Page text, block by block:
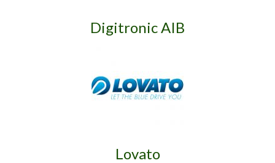
Digitronic AIB
Lovato